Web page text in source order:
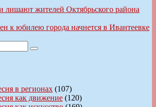
лишают жителей Октябрьского района
к юбилею города начнется в Ивантеевке
Поиск
в регионах (107)
как движение (120)